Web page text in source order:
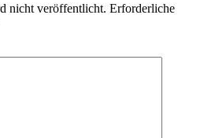
nicht veröffentlicht. Erforderliche